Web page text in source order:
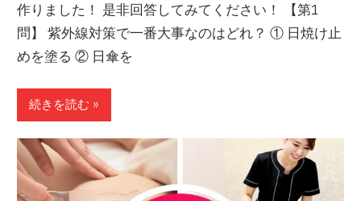
作りました！ 是非回答してみてください！ 【第1
問】 紫外線対策で一番大事なのはどれ？ ① 日焼け止
めを塗る ② 日傘を
続きを読む »